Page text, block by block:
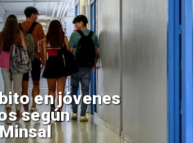
en jóvenes
según